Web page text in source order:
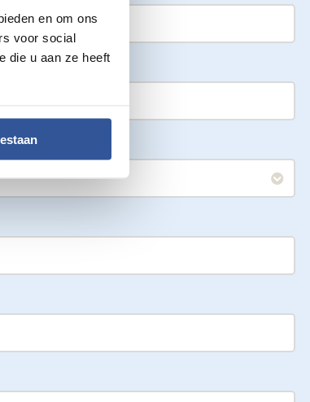
en om ons
voor social
die u aan ze heeft